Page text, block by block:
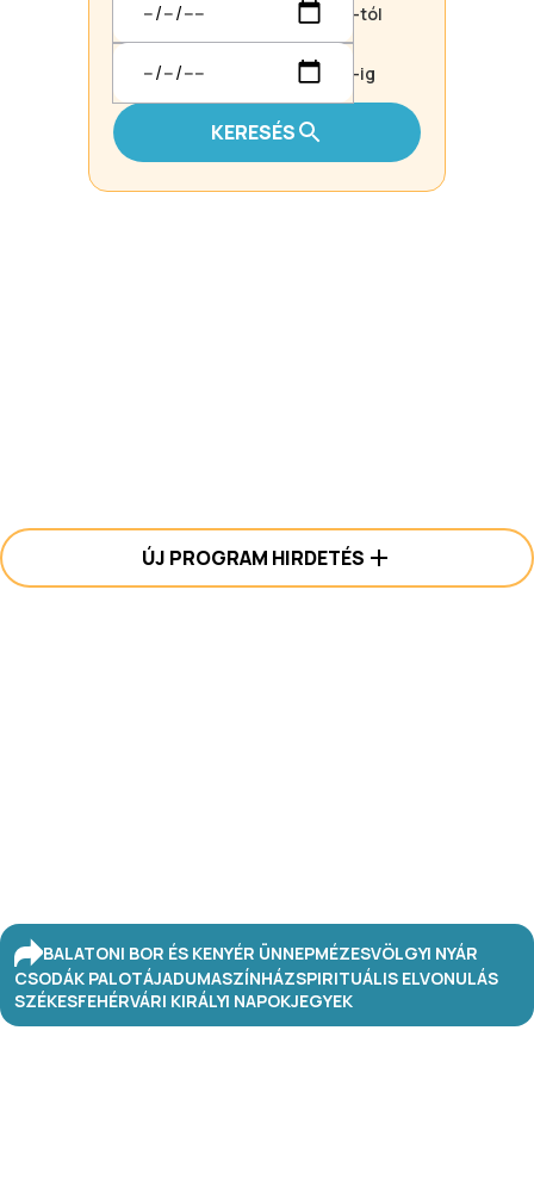
-tól
-ig
KERESÉS
ÚJ PROGRAM HIRDETÉS
BALATONI BOR ÉS KENYÉR ÜNNEPMÉZESVÖLGYI NYÁR
CSODÁK PALOTÁJADUMASZÍNHÁZSPIRITUÁLIS ELVONULÁS
SZÉKESFEHÉRVÁRI KIRÁLYI NAPOKJEGYEK